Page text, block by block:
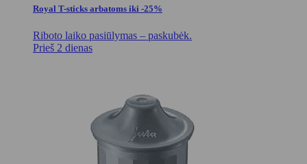
Royal T-sticks arbatoms iki -25%
Riboto laiko pasiūlymas – paskubėk.
Prieš 2 dienas